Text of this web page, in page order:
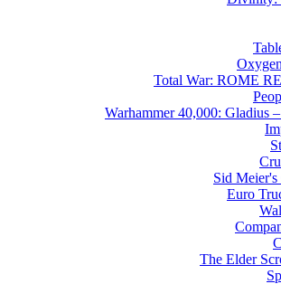
Total War: ROME
Warhammer 40,000: Gladius
Sid
Euro
The Elder